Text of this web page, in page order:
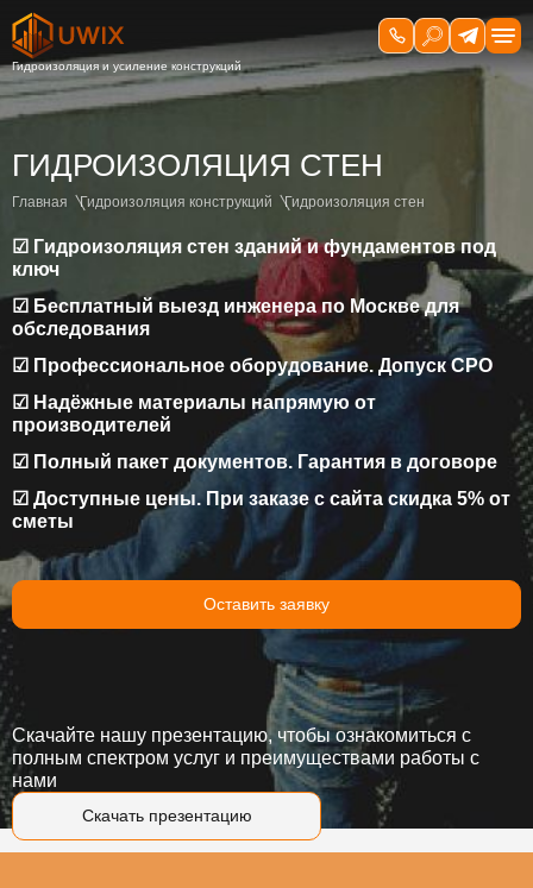
ГИДРОИЗОЛЯЦИЯ СТЕН
Главная Гидроизоляция конструкций Гидроизоляция стен
☑ Гидроизоляция стен зданий и фундаментов под
ключ
☑ Бесплатный выезд инженера по Москве для
обследования
☑ Профессиональное оборудование. Допуск СРО
☑ Надёжные материалы напрямую от
производителей
☑ Полный пакет документов. Гарантия в договоре
☑ Доступные цены. При заказе с сайта скидка 5% от
сметы
Оставить заявку
Скачать презентацию
Скачайте нашу презентацию, чтобы ознакомиться с
полным спектром услуг и преимуществами работы с
нами